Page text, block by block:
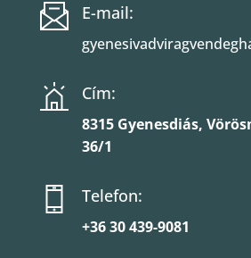
E-mail:
Cím:
8315 Gyenesdiás,
36/1
Telefon:
+36 30 439-9081